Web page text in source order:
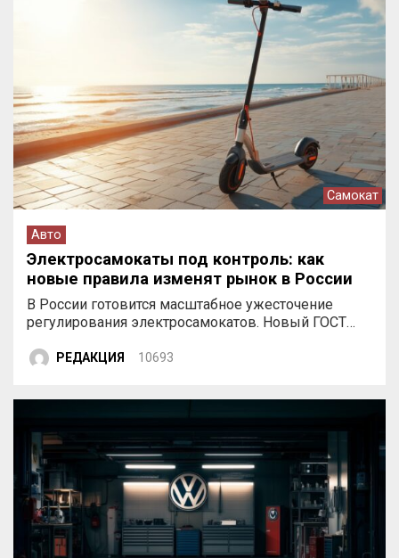
Самокат
Авто
Электросамокаты под контроль: как
новые правила изменят рынок в России
В России готовится масштабное ужесточение
регулирования электросамокатов. Новый ГОСТ…
РЕДАКЦИЯ 10693